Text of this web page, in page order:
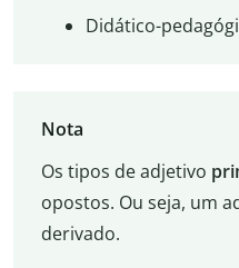
Didático-
Nota
Os tipos de adjetivo
opostos. Ou seja, um
derivado.